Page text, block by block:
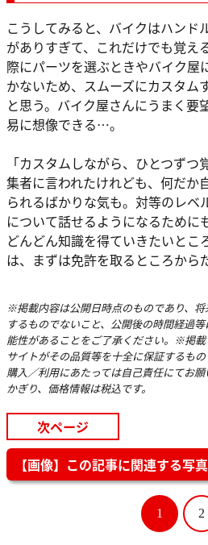
こうしてみると、バイクはハンド
がありすぎて、これだけでも覚え
際にパーツを選ぶときやバイク屋
かないため、スムーズにカスタム
と思う。バイク屋さんにうまく要
易に想像できる…。
「カスタムしながら、ひとつず
集者に言われたけれども、何だか
られるばかりな気も。対等のレベ
について話せるようになるために
どんどん知識を得ていきたいとこ
は、まずは免許を取るところから
※掲載内容は公開日時点のものであり、
するものでないこと、公開後の時間経過
能性があることをご了承ください。※掲
サイトがその品質等を十全に保証するも
購入／利用にあたっては自己責任にてお
かぎり、価格情報は税込です。
次ページ
【画像】この記事に関連する写
1 2